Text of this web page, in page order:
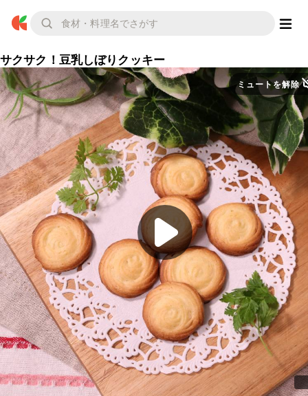
サクサク！豆乳しぼりクッキー
ミュートを解除